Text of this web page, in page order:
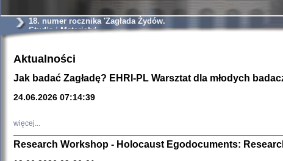
Natalia Aleksiun,
Deborah Dash
Turski, Laurence
18. numer rocznika 'Zagłada Żydów.
Studia i Materiały'
Aktualności
Jak badać Zagładę? EHRI-PL Warsztat dla młodych
24.06.2026 07:14:39
więcej...
Research Workshop - Holocaust Egodocuments: